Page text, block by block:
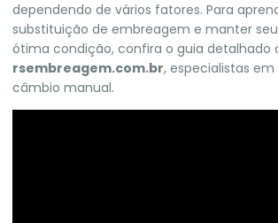
dependendo de vários fatores. Para
substituição de embreagem e manter
ótima condição, confira o guia detalhado
rsembreagem.com.br, especialistas em
câmbio manual.